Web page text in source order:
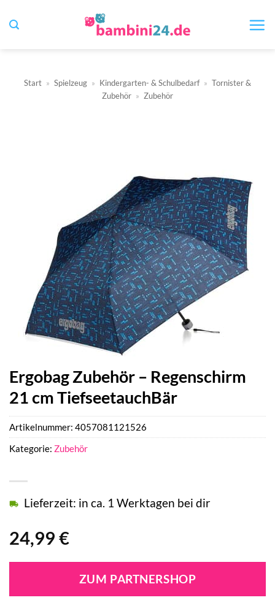
Inhalt
Start » Spielzeug » Kindergarten- & Schulbedarf » Tornister &
Zubehör » Zubehör
Ergobag Zubehör – Regenschirm
21 cm TiefseetauchBär
24,99 €
Lieferzeit: in ca. 1 Werktagen bei dir
ZUM PARTNERSHOP
Artikelnummer: 4057081121526
Kategorie: Zubehör